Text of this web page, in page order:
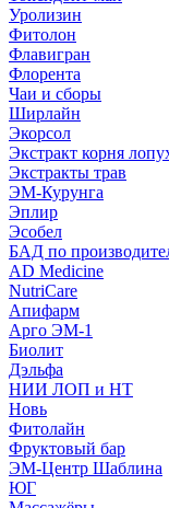
Уролизин
Фитолон
Флавигран
Флорента
Чаи и сборы
Ширлайн
Экорсол
Экстракт корня
Экстракты трав
ЭМ-Курунга
Эплир
Эсобел
БАД по
AD Medicine
NutriCare
Апифарм
Арго ЭМ-1
Биолит
Дэльфа
НИИ ЛОП и НТ
Новь
Фитолайн
Фруктовый бар
ЭМ-Центр Шаблина
ЮГ